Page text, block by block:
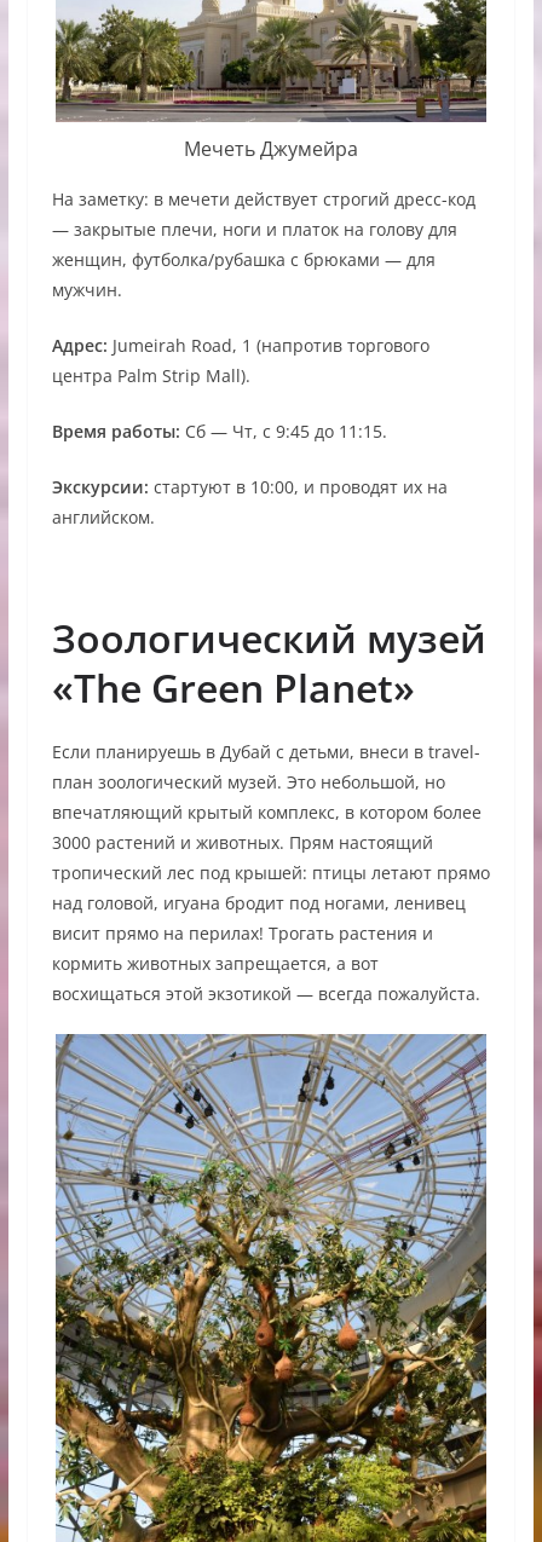
Мечеть Джумейра
На заметку: в мечети действует строгий дресс-код
— закрытые плечи, ноги и платок на голову для
женщин, футболка/рубашка с брюками — для
мужчин.
Адрес: Jumeirah Road, 1 (напротив торгового
центра Palm Strip Mall).
Время работы: Сб — Чт, с 9:45 до 11:15.
Экскурсии: стартуют в 10:00, и проводят их на
английском.
Зоологический музей
«The Green Planet»
Если планируешь в Дубай с детьми, внеси в travel-
план зоологический музей. Это небольшой, но
впечатляющий крытый комплекс, в котором более
3000 растений и животных. Прям настоящий
тропический лес под крышей: птицы летают прямо
над головой, игуана бродит под ногами, ленивец
висит прямо на перилах! Трогать растения и
кормить животных запрещается, а вот
восхищаться этой экзотикой — всегда пожалуйста.